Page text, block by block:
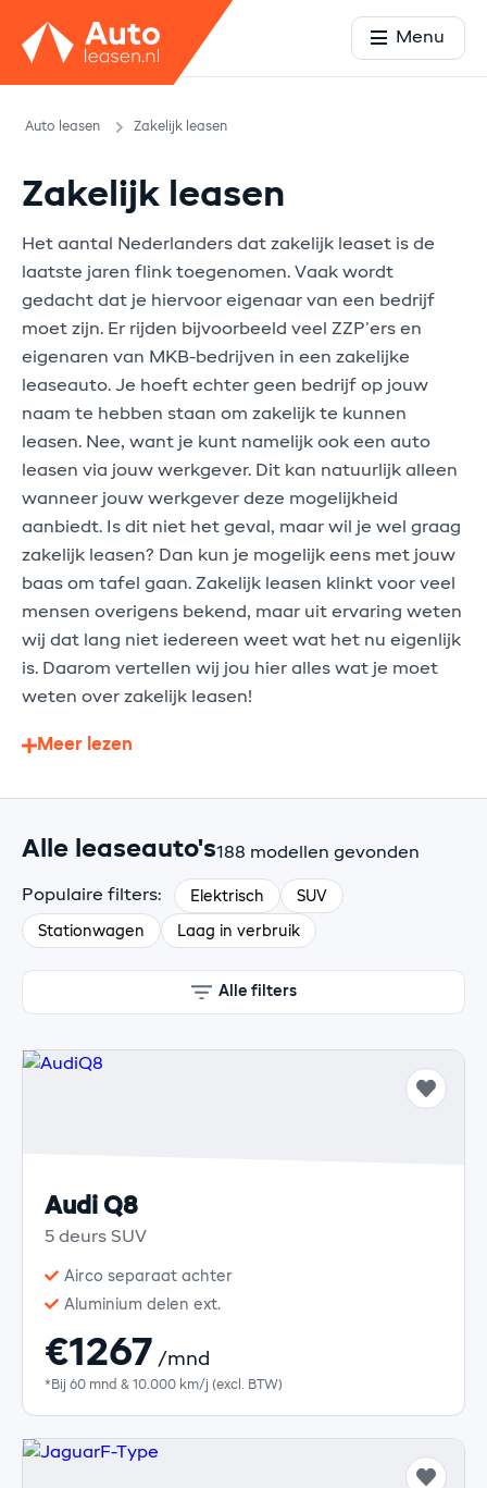
Menu
Auto leasen Zakelijk leasen
Zakelijk leasen
Het aantal Nederlanders dat zakelijk leaset is de
laatste jaren flink toegenomen. Vaak wordt
gedacht dat je hiervoor eigenaar van een bedrijf
moet zijn. Er rijden bijvoorbeeld veel ZZP’ers en
eigenaren van MKB-bedrijven in een zakelijke
leaseauto. Je hoeft echter geen bedrijf op jouw
naam te hebben staan om zakelijk te kunnen
leasen. Nee, want je kunt namelijk ook een auto
leasen via jouw werkgever. Dit kan natuurlijk alleen
wanneer jouw werkgever deze mogelijkheid
aanbiedt. Is dit niet het geval, maar wil je wel graag
zakelijk leasen? Dan kun je mogelijk eens met jouw
baas om tafel gaan. Zakelijk leasen klinkt voor veel
mensen overigens bekend, maar uit ervaring weten
wij dat lang niet iedereen weet wat het nu eigenlijk
is. Daarom vertellen wij jou hier alles wat je moet
weten over zakelijk leasen!
Meer lezen
Alle leaseauto's188 modellen gevonden
Populaire filters: Elektrisch SUV
Stationwagen Laag in verbruik
Alle filters
Audi Q8
5 deurs SUV
Airco separaat achter
Aluminium delen ext.
€1267 /mnd
*Bij 60 mnd & 10.000 km/j (excl. BTW)